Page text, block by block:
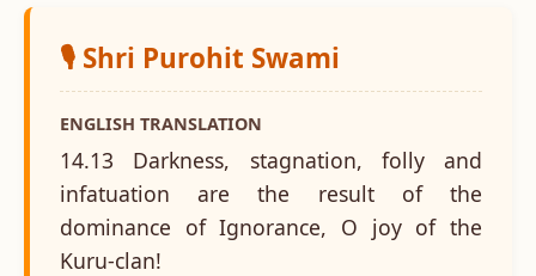
🎙️ Shri Purohit Swami
ENGLISH TRANSLATION
14.13 Darkness, stagnation, folly and
infatuation are the result of the
dominance of Ignorance, O joy of the
Kuru-clan!